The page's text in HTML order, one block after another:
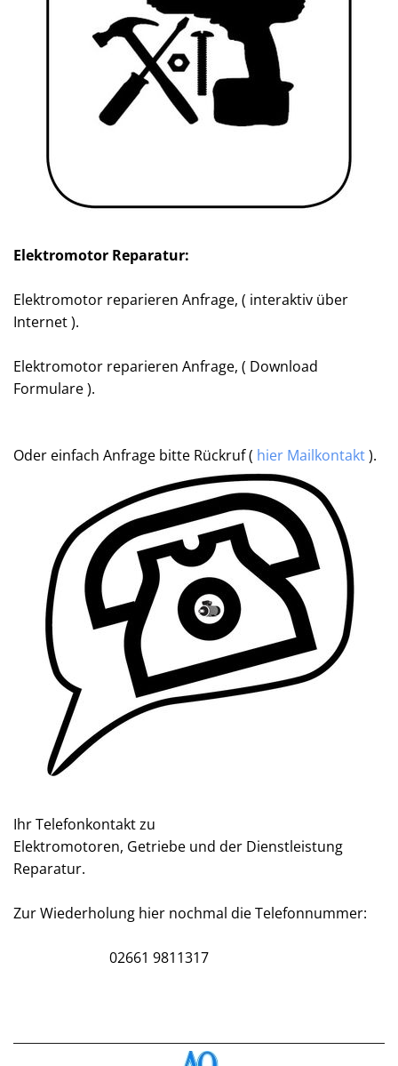
Elektromotor Reparatur:
Elektromotor reparieren Anfrage, ( interaktiv über
Internet ).
Elektromotor reparieren Anfrage, ( Download
Formulare ).
Oder einfach Anfrage bitte Rückruf ( hier Mailkontakt).
Ihr Telefonkontakt zu
Elektromotoren, Getriebe und der Dienstleistung
Reparatur.
Zur Wiederholung hier nochmal die Telefonnummer:
02661 9811317